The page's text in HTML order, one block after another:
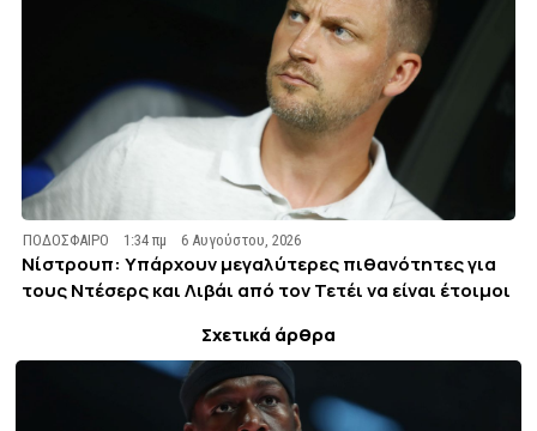
ΠΟΔΟΣΦΑΙΡΟ 1:34 πμ 6 Αυγούστου, 2026
Νίστρουπ: Υπάρχουν μεγαλύτερες πιθανότητες για
τους Ντέσερς και Λιβάι από τον Τετέι να είναι έτοιμοι
Σχετικά άρθρα